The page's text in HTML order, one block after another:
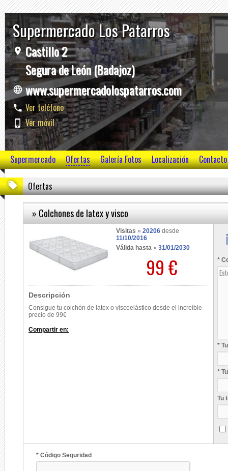
Supermercado Los Patarros
Castillo 2
Segura de León (Badajoz)
www.supermercadolospatarros.com
Ver teléfono
Ver móvil
Supermercado Ofertas Galería Fotos Localización
Ofertas
» Colchones de latex y visco
Visitas » 20206 desde
11/10/2016
Válida hasta » 31/01/2030
99 €
Descripción
Consigue tu colchón de latex o viscoelástico desde el increíble
precio de 99€
Compartir en:
*
*
*
Tu
* Código Seguridad